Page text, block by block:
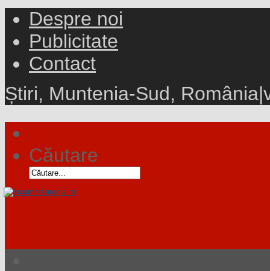
Despre noi
Publicitate
Contact
Știri, Muntenia-Sud, România|
Căutare